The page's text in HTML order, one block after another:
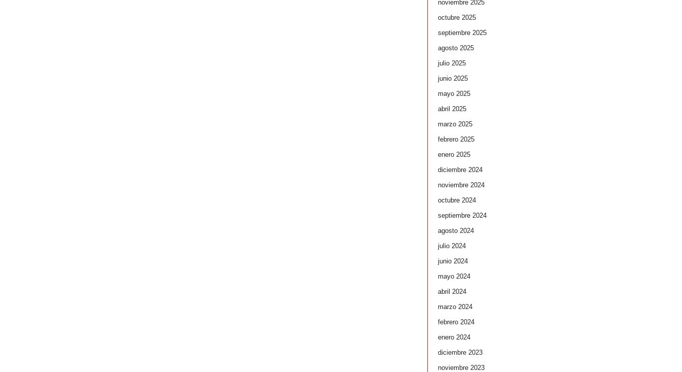
noviembre 2025
octubre 2025
septiembre 2025
agosto 2025
julio 2025
junio 2025
mayo 2025
abril 2025
marzo 2025
febrero 2025
enero 2025
diciembre 2024
noviembre 2024
octubre 2024
septiembre 2024
agosto 2024
julio 2024
junio 2024
mayo 2024
abril 2024
marzo 2024
febrero 2024
enero 2024
diciembre 2023
noviembre 2023